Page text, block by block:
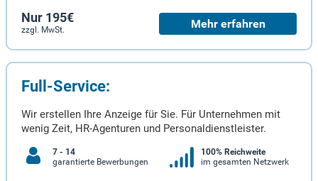
Nur 195€
zzgl. MwSt. Mehr erfahren
Full-Service:
Wir erstellen Ihre Anzeige für Sie. Für Unternehmen mit
wenig Zeit, HR-Agenturen und Personaldienstleister.
7 - 14
garantierte Bewerbungen
100% Reichweite
im gesamten Netzwerk